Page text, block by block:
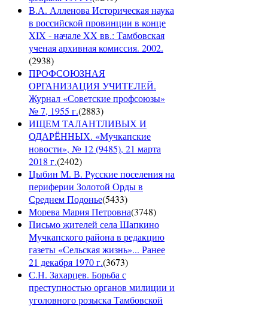
В.А. Алленова Историческая наука
в российской провинции в конце
XIX - начале XX вв.: Тамбовская
ученая архивная комиссия. 2002.
(2938)
ПРОФСОЮЗНАЯ
ОРГАНИЗАЦИЯ УЧИТЕЛЕЙ.
Журнал «Советские профсоюзы»
№ 7, 1955 г.(2883)
ИЩЕМ ТАЛАНТЛИВЫХ И
ОДАРЁННЫХ. «Мучкапские
новости», № 12 (9485), 21 марта
2018 г.(2402)
Цыбин М. В. Русские поселения на
периферии Золотой Орды в
Среднем Подонье(5433)
Морева Мария Петровна(3748)
Письмо жителей села Шапкино
Мучкапского района в редакцию
газеты «Сельская жизнь»... Ранее
21 декабря 1970 г.(3673)
С.Н. Захарцев. Борьба с
преступностью органов милиции и
уголовного розыска Тамбовской